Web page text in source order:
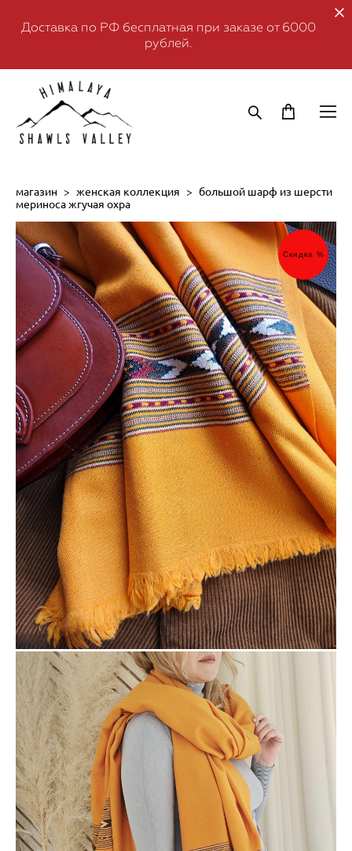
Доставка по РФ бесплатная при заказе от 6000
рублей.
магазин > женская коллекция > большой шарф из шерсти
мериноса жгучая охра
Скидка %